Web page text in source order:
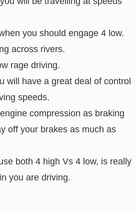
you should engage 4 low.
across rivers.
rage driving.
will have a great deal of control
speeds.
compression as braking
off your brakes as much as
both 4 high Vs 4 low, is really
you are driving.